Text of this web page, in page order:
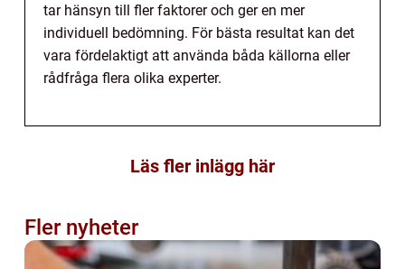
tar hänsyn till fler faktorer och ger en mer
individuell bedömning. För bästa resultat kan det
vara fördelaktigt att använda båda källorna eller
rådfråga flera olika experter.
Läs fler inlägg här
Fler nyheter